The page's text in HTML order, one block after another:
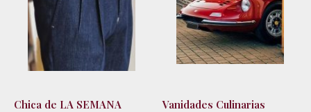
Chica de LA SEMANA Vanidades Culinarias